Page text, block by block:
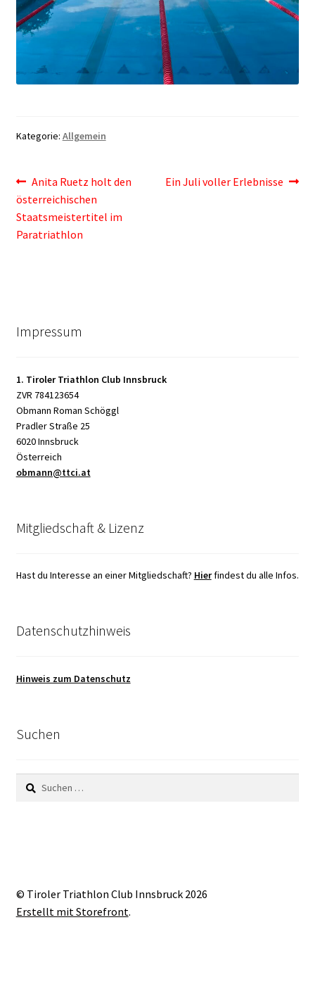
Kategorie: Allgemein
Beitragsnavigation
Vorheriger
Beitrag:
Anita Ruetz holt den
österreichischen
Staatsmeistertitel im
Paratriathlon
Nächster
Ein Juli voller Erlebnisse
Impressum
1. Tiroler Triathlon Club Innsbruck
ZVR 784123654
Obmann Roman Schöggl
Pradler Straße 25
6020 Innsbruck
Österreich
obmann@ttci.at
Mitgliedschaft & Lizenz
Hast du Interesse an einer Mitgliedschaft? Hierfindest du alle Infos.
Datenschutzhinweis
Hinweis zum Datenschutz
Suchen
Suchen
nach:
© Tiroler Triathlon Club Innsbruck 2026
Erstellt mit Storefront.